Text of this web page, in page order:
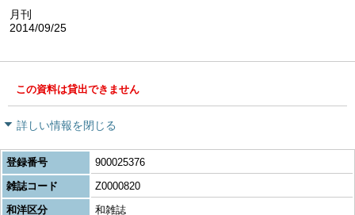
月刊
2014/09/25
この資料は貸出できません
詳しい情報を閉じる
登録番号
900025376
雑誌コード
Z0000820
和洋区分
和雑誌